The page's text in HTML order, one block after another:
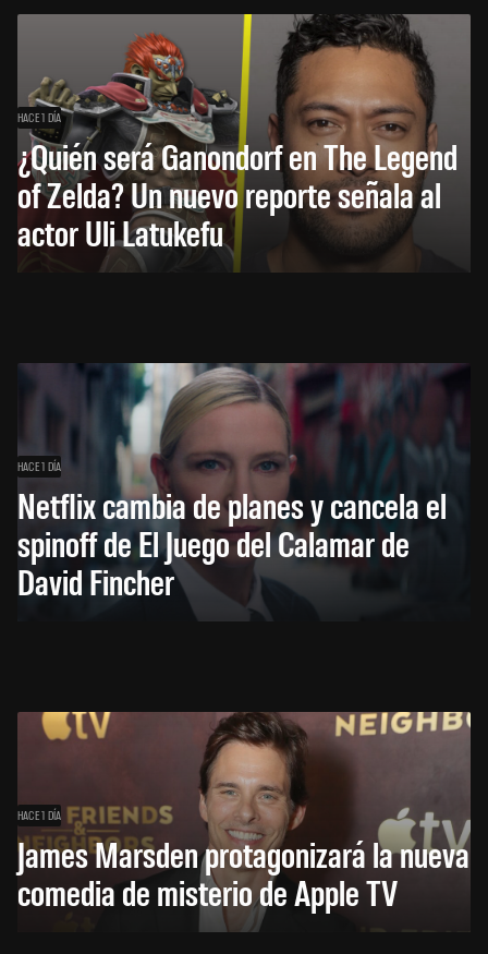
HACE 1 DÍA
¿Quién será Ganondorf en The Legend
of Zelda? Un nuevo reporte señala al
actor Uli Latukefu
HACE 1 DÍA
Netflix cambia de planes y cancela el
spinoff de El Juego del Calamar de
David Fincher
HACE 1 DÍA
James Marsden protagonizará la nueva
comedia de misterio de Apple TV